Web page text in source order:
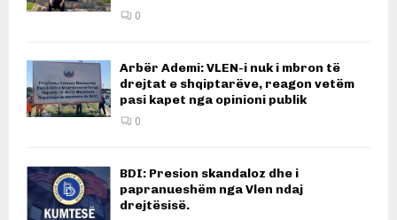
0
Arbër Ademi: VLEN-i nuk i mbron të
drejtat e shqiptarëve, reagon vetëm
pasi kapet nga opinioni publik
0
BDI: Presion skandaloz dhe i
papranueshëm nga Vlen ndaj
drejtësisë.